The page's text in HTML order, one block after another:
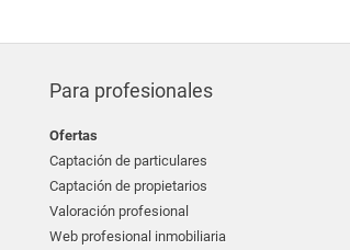
Para profesionales
Ofertas
Captación de particulares
Captación de propietarios
Valoración profesional
Web profesional inmobiliaria